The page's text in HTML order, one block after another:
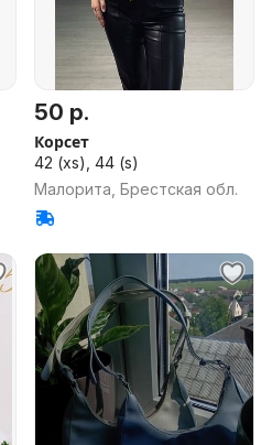
50 р.
Корсет
42 (xs), 44 (s)
Малорита, Брестская обл.